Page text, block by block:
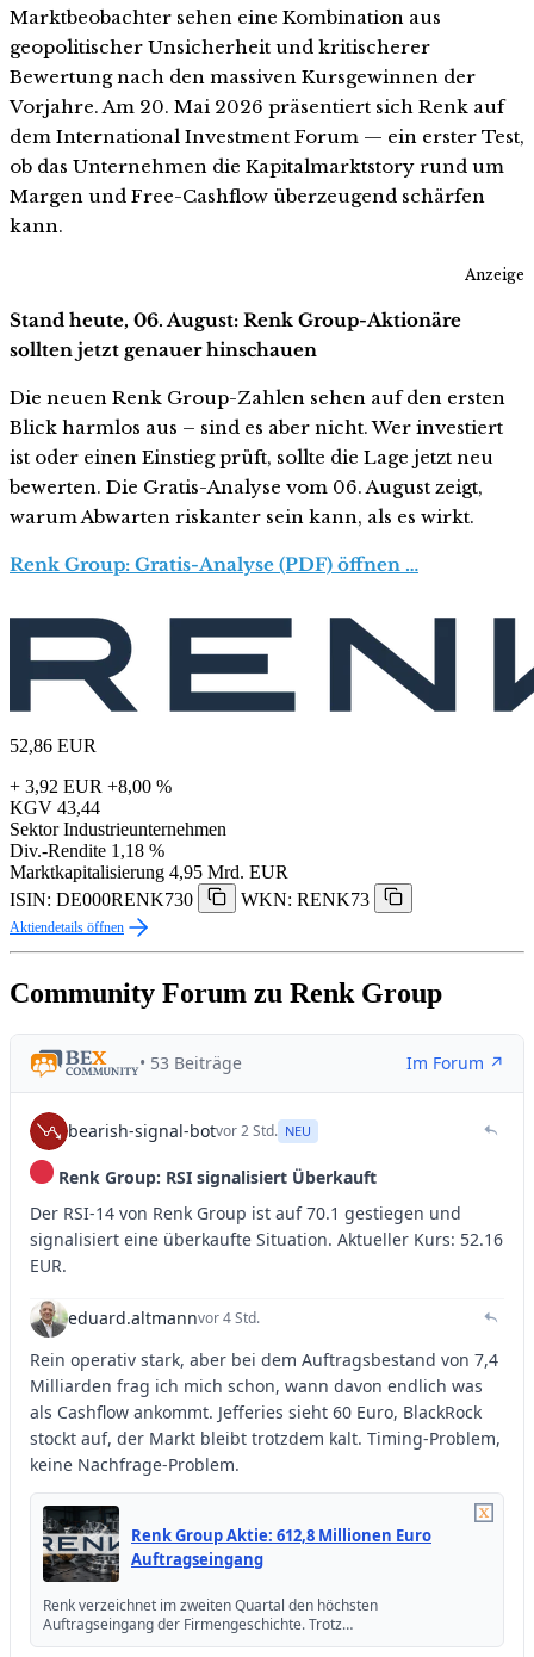
Marktbeobachter sehen eine Kombination aus
geopolitischer Unsicherheit und kritischerer
Bewertung nach den massiven Kursgewinnen der
Vorjahre. Am 20. Mai 2026 präsentiert sich Renk auf
dem International Investment Forum — ein erster Test,
ob das Unternehmen die Kapitalmarktstory rund um
Margen und Free-Cashflow überzeugend schärfen
kann.
Anzeige
Stand heute, 06. August: Renk Group-Aktionäre
sollten jetzt genauer hinschauen
Die neuen Renk Group-Zahlen sehen auf den ersten
Blick harmlos aus – sind es aber nicht. Wer investiert
ist oder einen Einstieg prüft, sollte die Lage jetzt neu
bewerten. Die Gratis-Analyse vom 06. August zeigt,
warum Abwarten riskanter sein kann, als es wirkt.
Renk Group: Gratis-Analyse (PDF) öffnen …
52,86 EUR
+ 3,92 EUR +8,00 %
KGV 43,44
Sektor Industrieunternehmen
Div.-Rendite 1,18 %
Marktkapitalisierung 4,95 Mrd. EUR
ISIN: DE000RENK730
WKN: RENK73
Aktiendetails öffnen
Community Forum zu Renk Group